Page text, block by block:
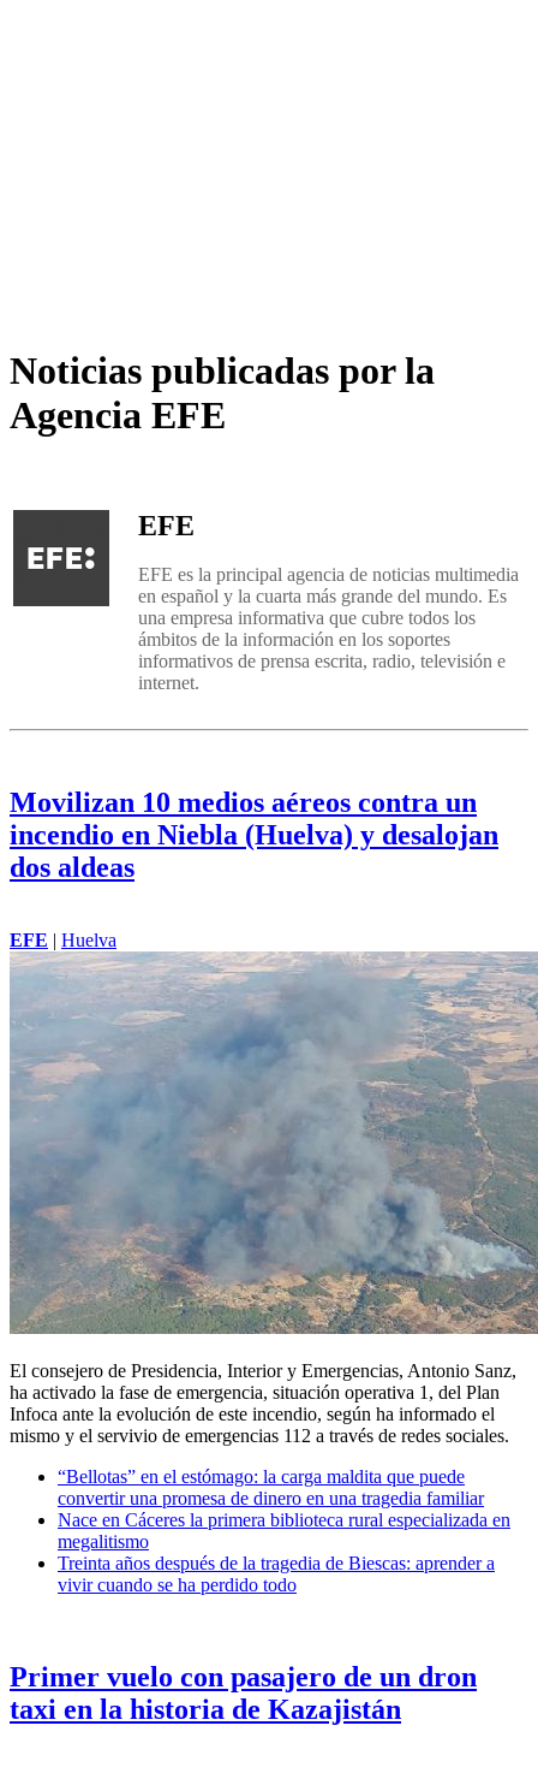
Noticias publicadas por la
Agencia EFE
EFE
EFE es la principal agencia de noticias multimedia
en español y la cuarta más grande del mundo. Es
una empresa informativa que cubre todos los
ámbitos de la información en los soportes
informativos de prensa escrita, radio, televisión e
internet.
Movilizan 10 medios aéreos contra un
incendio en Niebla (Huelva) y desalojan
dos aldeas
EFE | Huelva
El consejero de Presidencia, Interior y Emergencias, Antonio Sanz,
ha activado la fase de emergencia, situación operativa 1, del Plan
Infoca ante la evolución de este incendio, según ha informado el
mismo y el servivio de emergencias 112 a través de redes sociales.
“Bellotas” en el estómago: la carga maldita que puede
convertir una promesa de dinero en una tragedia familiar
Nace en Cáceres la primera biblioteca rural especializada en
megalitismo
Treinta años después de la tragedia de Biescas: aprender a
vivir cuando se ha perdido todo
Primer vuelo con pasajero de un dron
taxi en la historia de Kazajistán